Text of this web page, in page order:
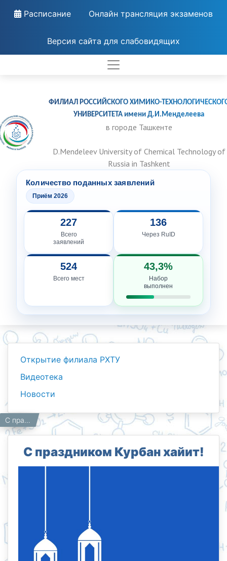
Расписание Онлайн трансляция экзаменов
Версия сайта для слабовидящих
ФИЛИАЛ РОССИЙСКОГО ХИМИКО-
УНИВЕРСИТЕТА имени Д.И.Менделеева
в городе Ташкенте
D.Mendeleev University of Chemical Technology of
Russia in Tashkent
Количество поданных заявлений
Приём 2026
227
Всего
заявлений
136
Через RuID
524
Всего мест
43,3%
Набор
выполнен
Открытие филиала РХТУ
Видеотека
Новости
Главная
Работникам
Новости С праздником Курбан хайит!
С праздником Курбан хайит!